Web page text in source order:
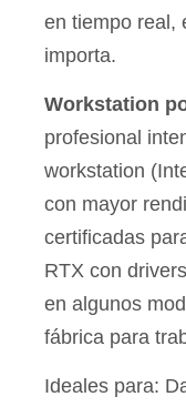
en tiempo real,
importa.
Workstation
profesional
workstation
con mayor
certificadas
RTX con
en algunos
fábrica para
Ideales para: